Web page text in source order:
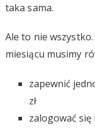
taka sama.
Ale to nie
miesiącu musimy
zapewnić
zł
zalogować